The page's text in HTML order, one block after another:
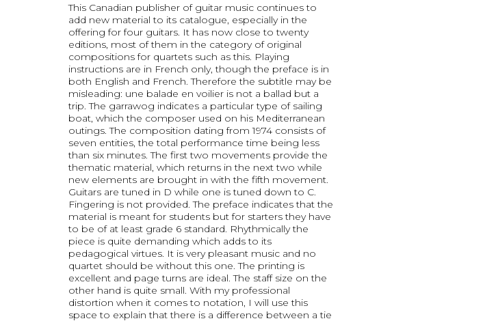
This Canadian publisher of guitar music continues to
add new material to its catalogue, especially in the
offering for four guitars. It has now close to twenty
editions, most of them in the category of original
compositions for quartets such as this. Playing
instructions are in French only, though the preface is in
both English and French. Therefore the subtitle may be
misleading: une balade en voilier is not a ballad but a
trip. The garrawog indicates a particular type of sailing
boat, which the composer used on his Mediterranean
outings. The composition dating from 1974 consists of
seven entities, the total performance time being less
than six minutes. The first two movements provide the
thematic material, which returns in the next two while
new elements are brought in with the fifth movement.
Guitars are tuned in D while one is tuned down to C.
Fingering is not provided. The preface indicates that the
material is meant for students but for starters they have
to be of at least grade 6 standard. Rhythmically the
piece is quite demanding which adds to its
pedagogical virtues. It is very pleasant music and no
quartet should be without this one. The printing is
excellent and page turns are ideal. The staff size on the
other hand is quite small. With my professional
distortion when it comes to notation, I will use this
space to explain that there is a difference between a tie